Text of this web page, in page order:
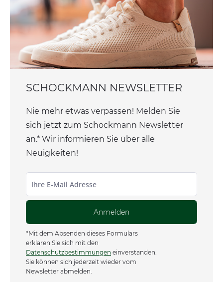
SCHOCKMANN NEWSLETTER
Nie mehr etwas verpassen! Melden Sie
sich jetzt zum Schockmann Newsletter
an.* Wir informieren Sie über alle
Neuigkeiten!
Anmelden
*Mit dem Absenden dieses Formulars
erklären Sie sich mit den
Datenschutzbestimmungen einverstanden.
Sie können sich jederzeit wieder vom
Newsletter abmelden.